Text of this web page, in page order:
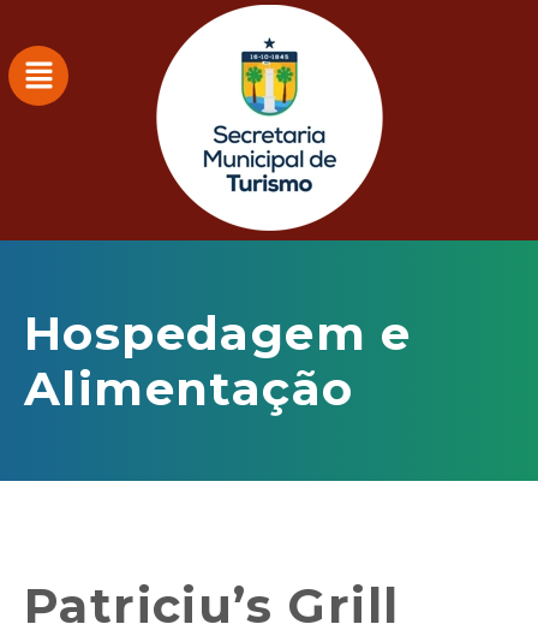
Hospedagem e
Alimentação
Patriciu’s Grill